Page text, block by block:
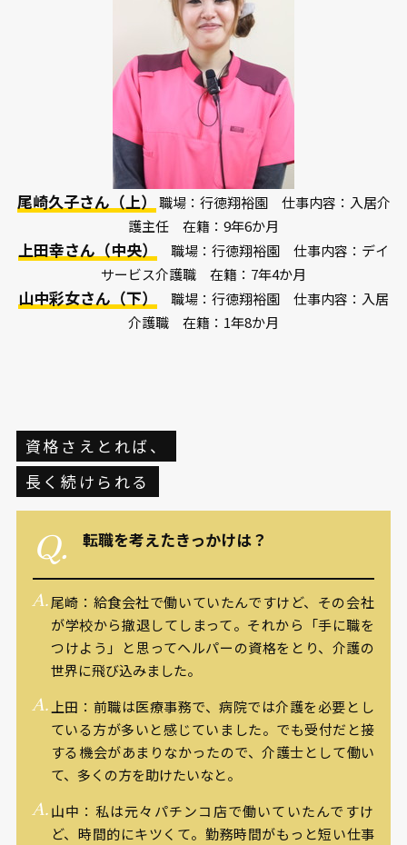
尾崎久子さん（上）
職場：行徳翔裕園 仕事内容：入居介
護主任 在籍：9年6か月
上田幸さん（中央）
職場：行徳翔裕園 仕事内容：デイ
サービス介護職 在籍：7年4か月
山中彩女さん（下）
職場：行徳翔裕園 仕事内容：入居
介護職 在籍：1年8か月
資格さえとれば、
長く続けられる
転職を考えたきっかけは？
尾崎：給食会社で働いていたんですけど、その会社
が学校から撤退してしまって。それから「手に職を
つけよう」と思ってヘルパーの資格をとり、介護の
世界に飛び込みました。
上田：前職は医療事務で、病院では介護を必要とし
ている方が多いと感じていました。でも受付だと接
する機会があまりなかったので、介護士として働い
て、多くの方を助けたいなと。
山中：私は元々パチンコ店で働いていたんですけ
ど、時間的にキツくて。勤務時間がもっと短い仕事